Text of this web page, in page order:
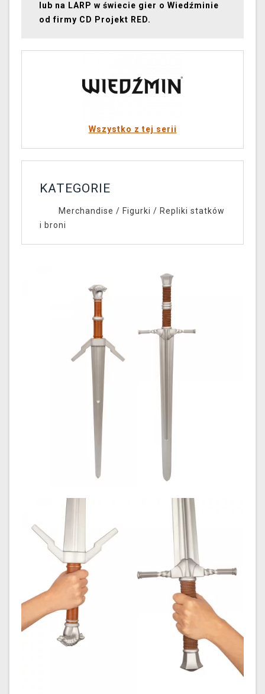
lub na LARP w świecie gier o Wiedźminie
od firmy CD Projekt RED.
Wszystko z tej serii
KATEGORIE
Merchandise / Figurki / Repliki statków
i broni